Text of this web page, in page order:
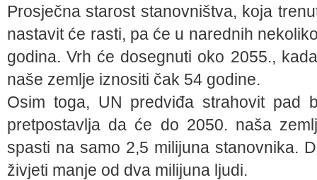
Prosječna starost stanovništva, koja
nastavit će rasti, pa će u narednih
godina. Vrh će dosegnuti oko 2055.,
naše zemlje iznositi čak 54 godine.
Osim toga, UN predviđa strahovit pad
pretpostavlja da će do 2050. naša
spasti na samo 2,5 milijuna stanovnika.
živjeti manje od dva milijuna ljudi.